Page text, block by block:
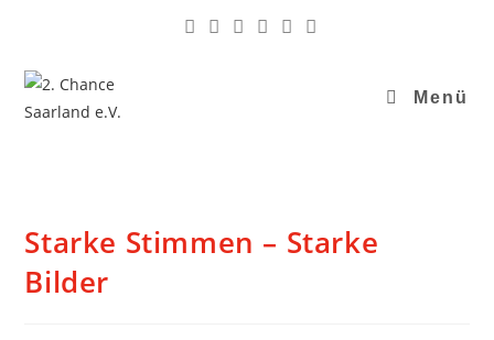
Menü
Starke Stimmen – Starke
Bilder